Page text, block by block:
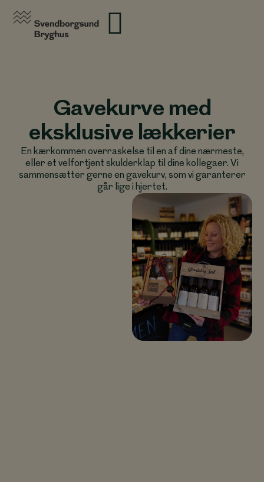
Gavekurve med
eksklusive lækkerier
En kærkommen overraskelse til en af dine nærmeste,
eller et velfortjent skulderklap til dine kollegaer. Vi
sammensætter gerne en gavekurv, som vi garanterer
går lige i hjertet.